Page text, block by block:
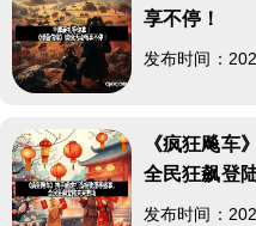
享不停！
发布时间：
《疯狂飚车
全民狂飙登
发布时间：